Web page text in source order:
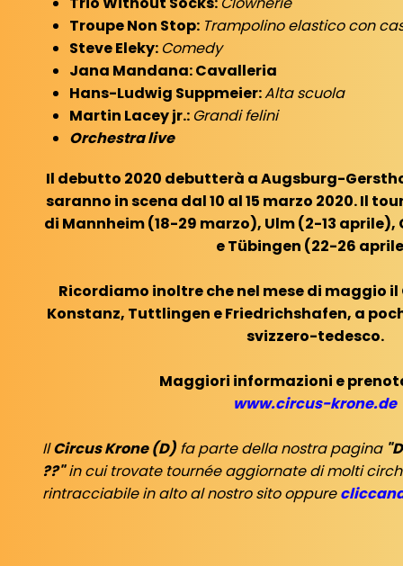
Troupe Non Stop: Trampolino elastico con
Steve Eleky: Comedy
Jana Mandana: Cavalleria
Hans-Ludwig Suppmeier:Alta scuola
Martin Lacey jr.: Grandi felini
Orchestra live
Il debutto 2020 debutterà a Augsburg-
saranno in scena dal 10 al 15 marzo 2020. Il
di Mannheim (18-29 marzo), Ulm (2-13 aprile),
e Tübingen (22-26
Ricordiamo inoltre che nel mese di maggio
Konstanz, Tuttlingen e Friedrichshafen, a
svizzero-tedesco.
Maggiori informazioni e
www.circus-krone.de
IlCircus Krone (D) fa parte della nostra pagina
??"in cui trovate tournée aggiornate di molti
rintracciabile in alto al nostro sito oppure